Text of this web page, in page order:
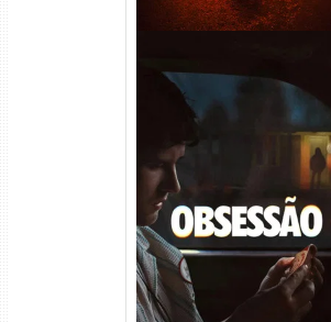
Obsessão Torrent (2026)
WEB-DL 1080p/4K Dual
Áudio